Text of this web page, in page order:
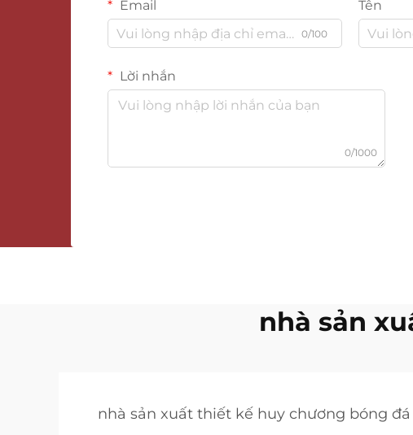
Email
0/100
Tên
Lời nhắn
0/1000
nhà sản
nhà sản xuất thiết kế huy chương bóng đá